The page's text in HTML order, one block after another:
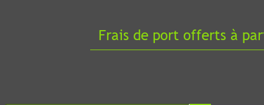
Frais de port offerts à